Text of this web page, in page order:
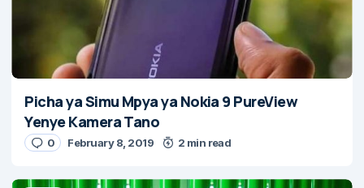
Picha ya Simu Mpya ya Nokia 9 PureView
Yenye Kamera Tano
0 February 8, 2019 2 min read